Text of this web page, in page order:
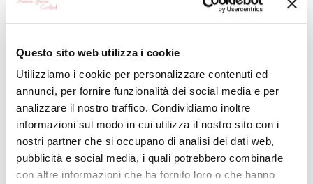
Questo sito web utilizza i cookie
Utilizziamo i cookie per personalizzare contenuti ed
annunci, per fornire funzionalità dei social media e per
analizzare il nostro traffico. Condividiamo inoltre
informazioni sul modo in cui utilizza il nostro sito con i
nostri partner che si occupano di analisi dei dati web,
pubblicità e social media, i quali potrebbero combinarle
con altre informazioni che ha fornito loro o che hanno